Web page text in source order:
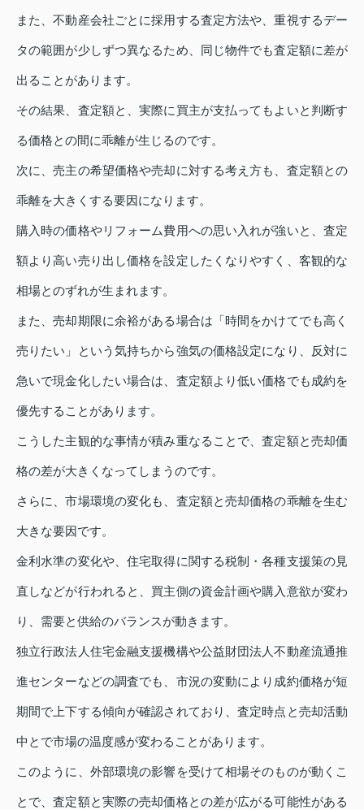
また、不動産会社ごとに採用する査定方法や、重視するデー
タの範囲が少しずつ異なるため、同じ物件でも査定額に差が
出ることがあります。
その結果、査定額と、実際に買主が支払ってもよいと判断す
る価格との間に乖離が生じるのです。
次に、売主の希望価格や売却に対する考え方も、査定額との
乖離を大きくする要因になります。
購入時の価格やリフォーム費用への思い入れが強いと、査定
額より高い売り出し価格を設定したくなりやすく、客観的な
相場とのずれが生まれます。
また、売却期限に余裕がある場合は「時間をかけてでも高く
売りたい」という気持ちから強気の価格設定になり、反対に
急いで現金化したい場合は、査定額より低い価格でも成約を
優先することがあります。
こうした主観的な事情が積み重なることで、査定額と売却価
格の差が大きくなってしまうのです。
さらに、市場環境の変化も、査定額と売却価格の乖離を生む
大きな要因です。
金利水準の変化や、住宅取得に関する税制・各種支援策の見
直しなどが行われると、買主側の資金計画や購入意欲が変わ
り、需要と供給のバランスが動きます。
独立行政法人住宅金融支援機構や公益財団法人不動産流通推
進センターなどの調査でも、市況の変動により成約価格が短
期間で上下する傾向が確認されており、査定時点と売却活動
中とで市場の温度感が変わることがあります。
このように、外部環境の影響を受けて相場そのものが動くこ
とで、査定額と実際の売却価格との差が広がる可能性がある